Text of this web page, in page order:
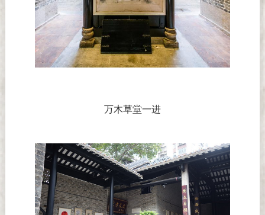
万木草堂一进